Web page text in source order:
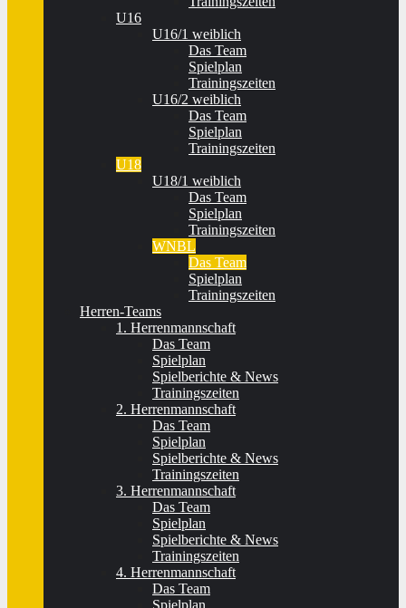
U16
U16/1 weiblich
Das Team
Spielplan
Trainingszeiten
U16/2 weiblich
Das Team
Spielplan
Trainingszeiten
U18
U18/1 weiblich
Das Team
Spielplan
Trainingszeiten
WNBL
Das Team
Spielplan
Trainingszeiten
Herren-Teams
1. Herrenmannschaft
Das Team
Spielplan
Spielberichte & News
Trainingszeiten
2. Herrenmannschaft
Das Team
Spielplan
Spielberichte & News
Trainingszeiten
3. Herrenmannschaft
Das Team
Spielplan
Spielberichte & News
Trainingszeiten
4. Herrenmannschaft
Das Team
Spielplan